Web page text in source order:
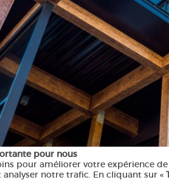
© ARDOISES
pour nous
pour améliorer votre expérience
notre trafic. En cliquant sur «